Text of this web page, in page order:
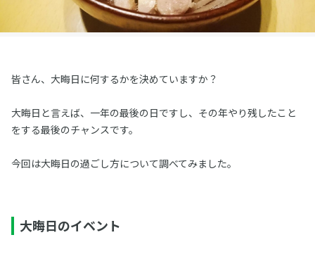
皆さん、大晦日に何するかを決めていますか？
大晦日と言えば、一年の最後の日ですし、その年やり残したこと
をする最後のチャンスです。
今回は大晦日の過ごし方について調べてみました。
大晦日のイベント